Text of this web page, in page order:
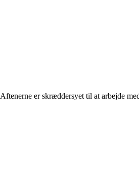
Aftenerne er skræddersyet til at arbejde